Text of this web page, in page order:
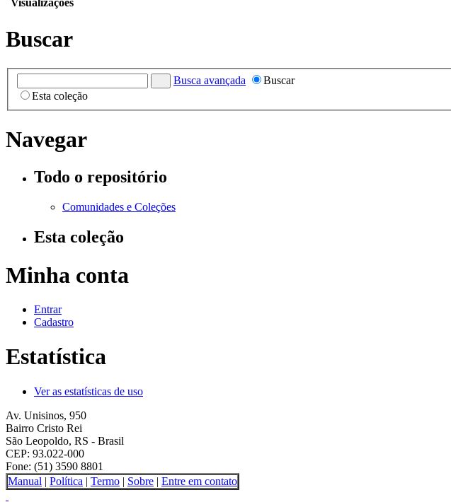
Visualizações
Buscar
Busca avançada
Buscar
Esta coleção
Navegar
Todo o repositório
Comunidades e Coleções
Esta coleção
Minha conta
Entrar
Cadastro
Estatística
Ver as estatísticas de uso
Av. Unisinos, 950
Bairro Cristo Rei
São Leopoldo, RS - Brasil
CEP: 93.022-000
Fone: (51) 3590 8801
Manual | Política | Termo | Sobre | Entre em contato